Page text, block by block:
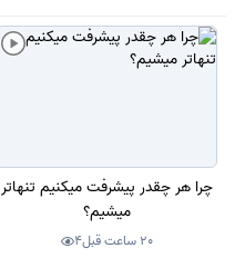
چرا هر چقدر پیشرفت میکنیم تنهاتر
میشیم؟
20 ساعت قبل 4